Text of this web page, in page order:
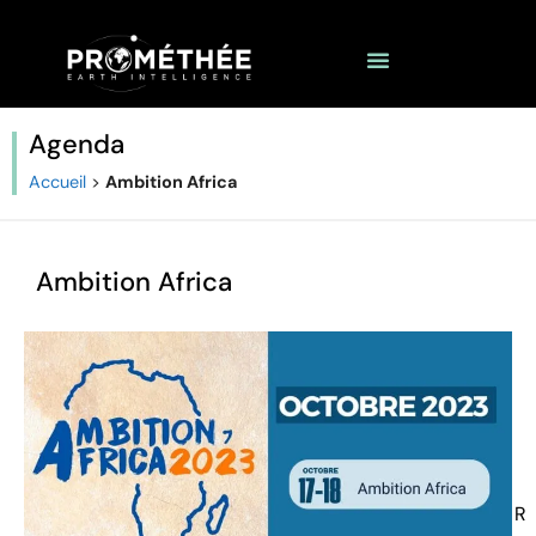
Agenda
Accueil > Ambition Africa
Ambition Africa
R